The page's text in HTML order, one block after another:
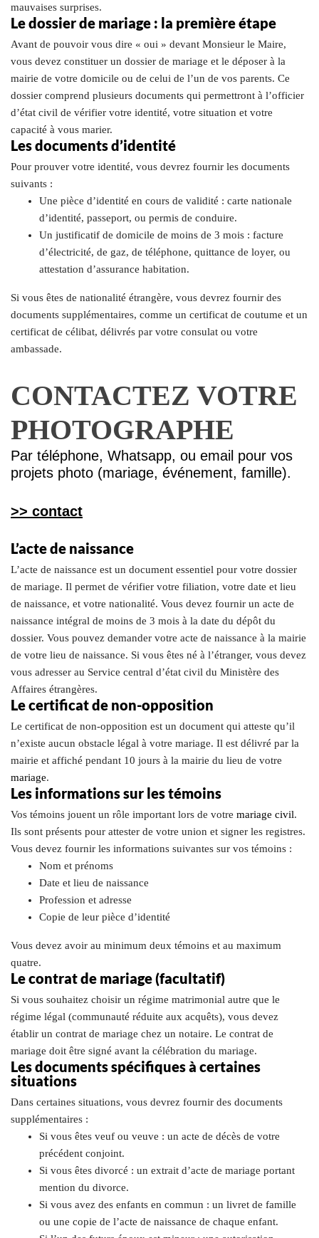
mauvaises surprises.
Le dossier de mariage : la première étape
Avant de pouvoir vous dire « oui » devant Monsieur le Maire,
vous devez constituer un dossier de mariage et le déposer à la
mairie de votre domicile ou de celui de l’un de vos parents. Ce
dossier comprend plusieurs documents qui permettront à l’officier
d’état civil de vérifier votre identité, votre situation et votre
capacité à vous marier.
Les documents d’identité
Pour prouver votre identité, vous devrez fournir les documents
suivants :
Une pièce d’identité en cours de validité : carte nationale
d’identité, passeport, ou permis de conduire.
Un justificatif de domicile de moins de 3 mois : facture
d’électricité, de gaz, de téléphone, quittance de loyer, ou
attestation d’assurance habitation.
Si vous êtes de nationalité étrangère, vous devrez fournir des
documents supplémentaires, comme un certificat de coutume et un
certificat de célibat, délivrés par votre consulat ou votre
ambassade.
CONTACTEZ VOTRE
PHOTOGRAPHE
Par téléphone, Whatsapp, ou email pour vos
projets photo (mariage, événement, famille).
>> contact
L’acte de naissance
L’acte de naissance est un document essentiel pour votre dossier
de mariage. Il permet de vérifier votre filiation, votre date et lieu
de naissance, et votre nationalité. Vous devez fournir un acte de
naissance intégral de moins de 3 mois à la date du dépôt du
dossier. Vous pouvez demander votre acte de naissance à la mairie
de votre lieu de naissance. Si vous êtes né à l’étranger, vous devez
vous adresser au Service central d’état civil du Ministère des
Affaires étrangères.
Le certificat de non-opposition
Le certificat de non-opposition est un document qui atteste qu’il
n’existe aucun obstacle légal à votre mariage. Il est délivré par la
mairie et affiché pendant 10 jours à la mairie du lieu de votre
mariage.
Les informations sur les témoins
Vos témoins jouent un rôle important lors de votre mariage civil.
Ils sont présents pour attester de votre union et signer les registres.
Vous devez fournir les informations suivantes sur vos témoins :
Nom et prénoms
Date et lieu de naissance
Profession et adresse
Copie de leur pièce d’identité
Vous devez avoir au minimum deux témoins et au maximum
quatre.
Le contrat de mariage (facultatif)
Si vous souhaitez choisir un régime matrimonial autre que le
régime légal (communauté réduite aux acquêts), vous devez
établir un contrat de mariage chez un notaire. Le contrat de
mariage doit être signé avant la célébration du mariage.
Les documents spécifiques à certaines
situations
Dans certaines situations, vous devrez fournir des documents
supplémentaires :
Si vous êtes veuf ou veuve : un acte de décès de votre
précédent conjoint.
Si vous êtes divorcé : un extrait d’acte de mariage portant
mention du divorce.
Si vous avez des enfants en commun : un livret de famille
ou une copie de l’acte de naissance de chaque enfant.